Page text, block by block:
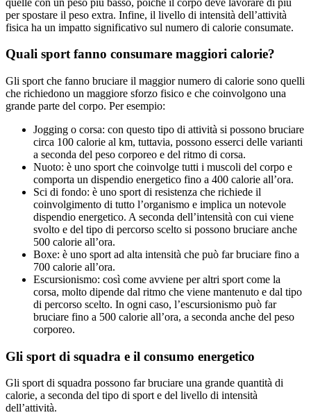
per spostare il peso extra. Infine, il livello di intensità dell’attività
fisica ha un impatto significativo sul numero di calorie consumate.
Quali sport fanno consumare maggiori calorie?
Gli sport che fanno bruciare il maggior numero di calorie sono quelli
che richiedono un maggiore sforzo fisico e che coinvolgono una
grande parte del corpo. Per esempio:
Jogging o corsa: con questo tipo di attività si possono bruciare
circa 100 calorie al km, tuttavia, possono esserci delle varianti
a seconda del peso corporeo e del ritmo di corsa.
Nuoto: è uno sport che coinvolge tutti i muscoli del corpo e
comporta un dispendio energetico fino a 400 calorie all’ora.
Sci di fondo: è uno sport di resistenza che richiede il
coinvolgimento di tutto l’organismo e implica un notevole
dispendio energetico. A seconda dell’intensità con cui viene
svolto e del tipo di percorso scelto si possono bruciare anche
500 calorie all’ora.
Boxe: è uno sport ad alta intensità che può far bruciare fino a
700 calorie all’ora.
Escursionismo: così come avviene per altri sport come la
corsa, molto dipende dal ritmo che viene mantenuto e dal tipo
di percorso scelto. In ogni caso, l’escursionismo può far
bruciare fino a 500 calorie all’ora, a seconda anche del peso
corporeo.
Gli sport di squadra e il consumo energetico
Gli sport di squadra possono far bruciare una grande quantità di
calorie, a seconda del tipo di sport e del livello di intensità
dell’attività.